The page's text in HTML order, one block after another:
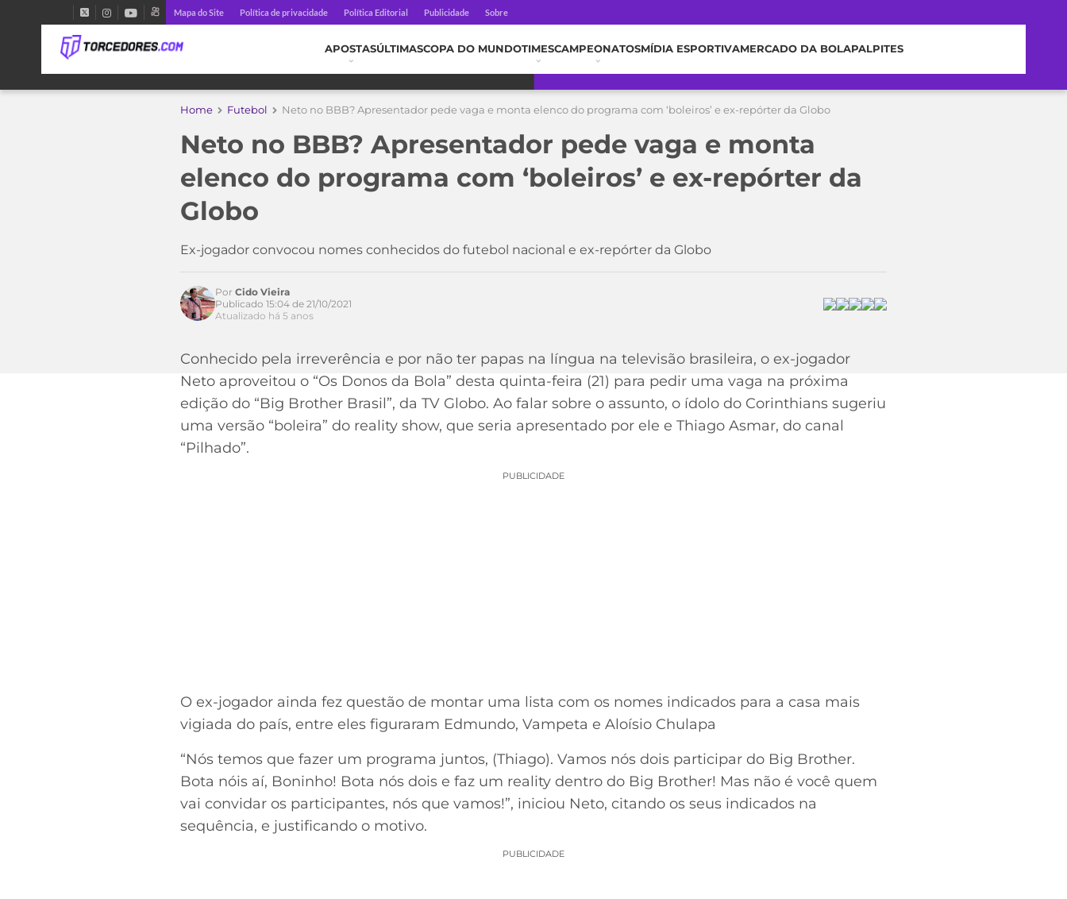
Mapa do Site Política de privacidade Política Editorial Publicidade Sobre
APOSTASÚLTIMASCOPA DO MUNDOTIMESCAMPEONATOSMÍDIA ESPORTIVAMERCADO DA BOLAPALPITES
Home Futebol Neto no BBB? Apresentador pede vaga e monta elenco do programa com ‘boleiros’ e ex-repórter da Globo
Neto no BBB? Apresentador pede vaga e monta
elenco do programa com ‘boleiros’ e ex-repórter da
Globo
Ex-jogador convocou nomes conhecidos do futebol nacional e ex-repórter da Globo
Acesse o perfil do autor
Por Cido Vieira
Publicado 15:04 de 21/10/2021
Atualizado há 5 anos
Conhecido pela irreverência e por não ter papas na língua na televisão brasileira, o ex-jogador
Neto aproveitou o “Os Donos da Bola” desta quinta-feira (21) para pedir uma vaga na próxima
edição do “Big Brother Brasil”, da TV Globo. Ao falar sobre o assunto, o ídolo do Corinthians sugeriu
uma versão “boleira” do reality show, que seria apresentado por ele e Thiago Asmar, do canal
“Pilhado”.
PUBLICIDADE
O ex-jogador ainda fez questão de montar uma lista com os nomes indicados para a casa mais
vigiada do país, entre eles figuraram Edmundo, Vampeta e Aloísio Chulapa
“Nós temos que fazer um programa juntos, (Thiago). Vamos nós dois participar do Big Brother.
Bota nóis aí, Boninho! Bota nós dois e faz um reality dentro do Big Brother! Mas não é você quem
vai convidar os participantes, nós que vamos!”, iniciou Neto, citando os seus indicados na
sequência, e justificando o motivo.
PUBLICIDADE